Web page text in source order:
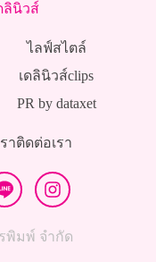
ลินิวส์
ไลฟ์สไตล์
เดลินิวส์clips
PR by dataxet
าติดต่อเรา
พิมพ์ จำกัด